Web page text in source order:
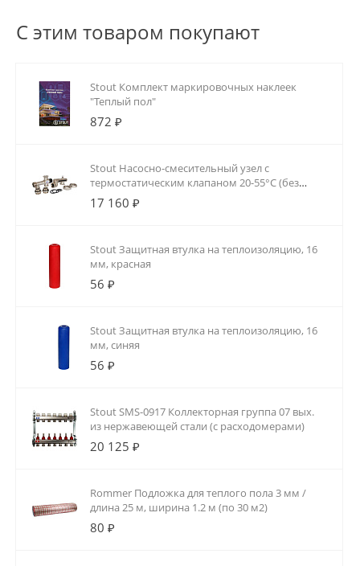
С этим товаром покупают
Stout Комплект маркировочных наклеек
"Теплый пол"
872 ₽
Stout Насосно-смесительный узел с
термостатическим клапаном 20-55°C (без
насоса)
17 160 ₽
Stout Защитная втулка на теплоизоляцию, 16
мм, красная
56 ₽
Stout Защитная втулка на теплоизоляцию, 16
мм, синяя
56 ₽
Stout SMS-0917 Коллекторная группа 07 вых.
из нержавеющей стали (с расходомерами)
20 125 ₽
Rommer Подложка для теплого пола 3 мм /
длина 25 м, ширина 1.2 м (по 30 м2)
80 ₽